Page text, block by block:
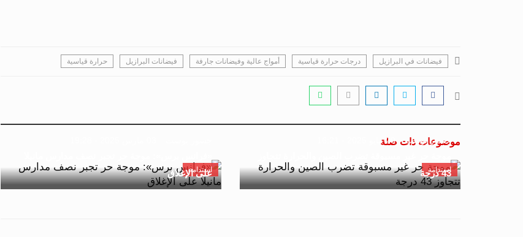
فيضانات في البرازيل درجات حرارة قياسية أمواج عالية وفيضانات جارفة فيضانات البرازيل حرارة قياسية
موضوعات ذات صلة
استدامة
جسور بوست 20 مايو 2025 - 16:21
43 درجة
استدامة
على الإغلاق